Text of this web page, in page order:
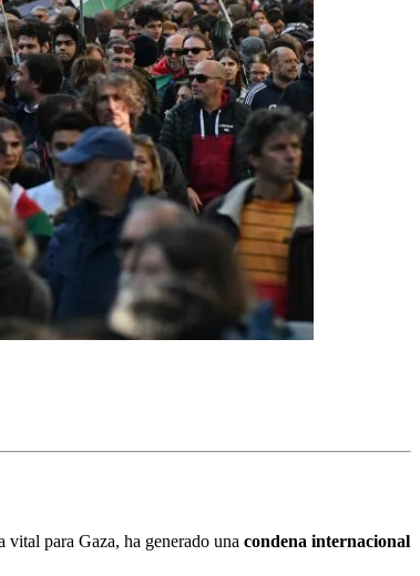
para Gaza, ha generado una condena internacional